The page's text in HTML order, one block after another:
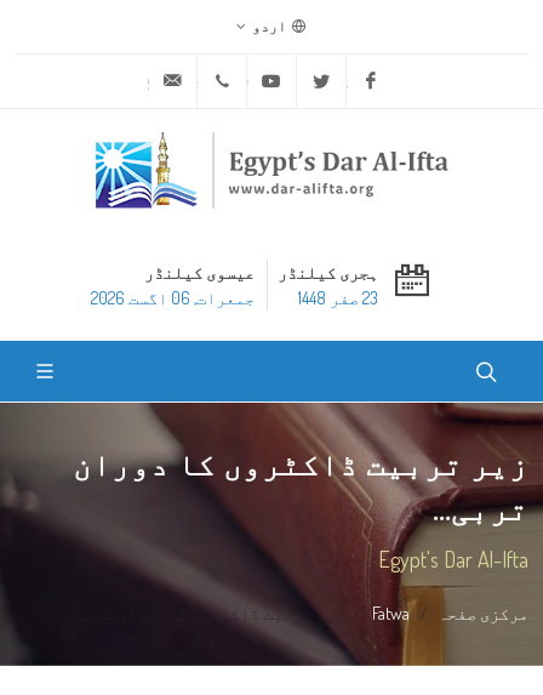
اردو
Facebook
Twitter
Youtube
ہجری کیلنڈر
23 صفر 1448
عیسوی کیلنڈر
جمعرات, 06 اگست 2026
زیر تربیت ڈاکٹروں کا دوران
تربی...
Egypt's Dar Al-Ifta
مرکزی صفحہ Fatwa زیر تربیت ڈاکٹروں کا دوران تربی...